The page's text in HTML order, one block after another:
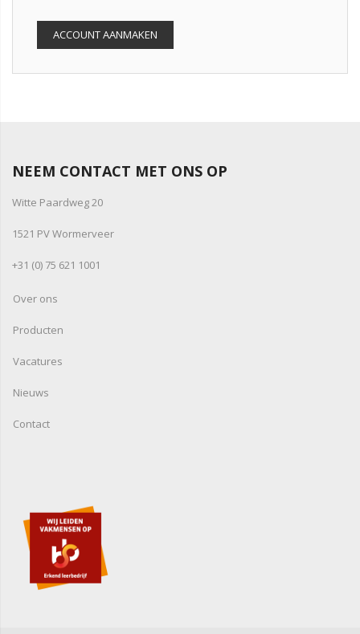
ACCOUNT AANMAKEN
NEEM CONTACT MET ONS OP
Witte Paardweg 20
1521 PV Wormerveer
+31 (0) 75 621 1001
Over ons
Producten
Vacatures
Nieuws
Contact